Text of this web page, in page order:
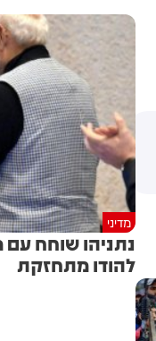
מדיני
נתניהו שוחח עם
להודו מתחזקת